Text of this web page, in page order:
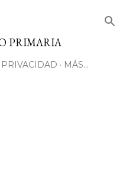
PRIMARIA
MÁS…